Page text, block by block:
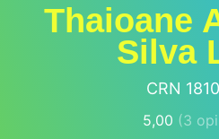
Thaioane
Silva
CRN
5,00 (3